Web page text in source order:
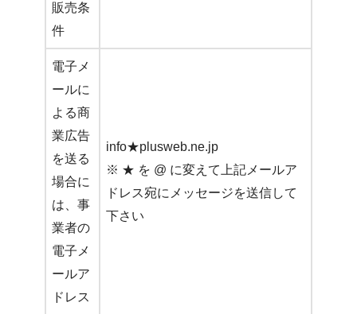
販売条
件
電子メ
ールに
よる商
業広告
を送る
場合に
は、事
業者の
電子メ
ールア
ドレス
info★plusweb.ne.jp
※ ★ を @ に変えて上記メールア
ドレス宛にメッセージを送信して
下さい